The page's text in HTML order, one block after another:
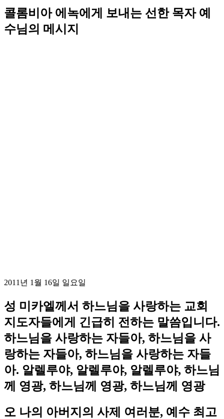
콜롬비아 에녹에게 보내는 선한 목자 예
수님의 메시지
2011년 1월 16일 일요일
성 미카엘께서 하느님을 사랑하는 교회
지도자들에게 긴급히 전하는 말씀입니다.
하느님을 사랑하는 자들아, 하느님을 사
랑하는 자들아, 하느님을 사랑하는 자들
아. 알렐루야, 알렐루야, 알렐루야, 하느님
께 영광, 하느님께 영광, 하느님께 영광
오 나의 아버지의 사제 여러분, 예수 최고